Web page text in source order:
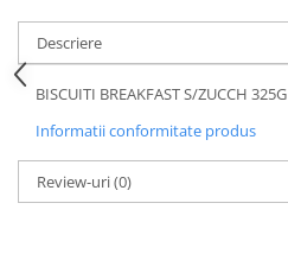
Descriere
BISCUITI BREAKFAST S/ZUCCH 325G
Informatii conformitate produs
Review-uri(0)